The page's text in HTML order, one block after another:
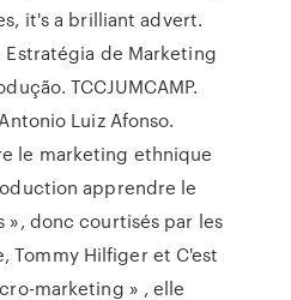
it's a brilliant advert.
Estratégia de Marketing
TCCJUMCAMP.
Luiz Afonso.
le marketing ethnique
apprendre le
», donc courtisés par les
Tommy Hilfiger et C'est
marketing » , elle